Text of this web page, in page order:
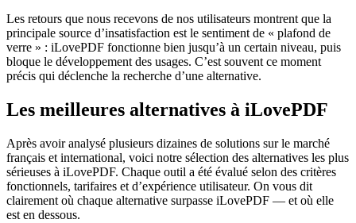
Les retours que nous recevons de nos utilisateurs montrent que la
principale source d’insatisfaction est le sentiment de « plafond de
verre » : iLovePDF fonctionne bien jusqu’à un certain niveau, puis
bloque le développement des usages. C’est souvent ce moment
précis qui déclenche la recherche d’une alternative.
Les meilleures alternatives à iLovePDF
Après avoir analysé plusieurs dizaines de solutions sur le marché
français et international, voici notre sélection des alternatives les plus
sérieuses à iLovePDF. Chaque outil a été évalué selon des critères
fonctionnels, tarifaires et d’expérience utilisateur. On vous dit
clairement où chaque alternative surpasse iLovePDF — et où elle
est en dessous.